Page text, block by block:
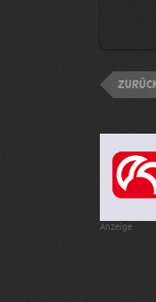
Anzeige